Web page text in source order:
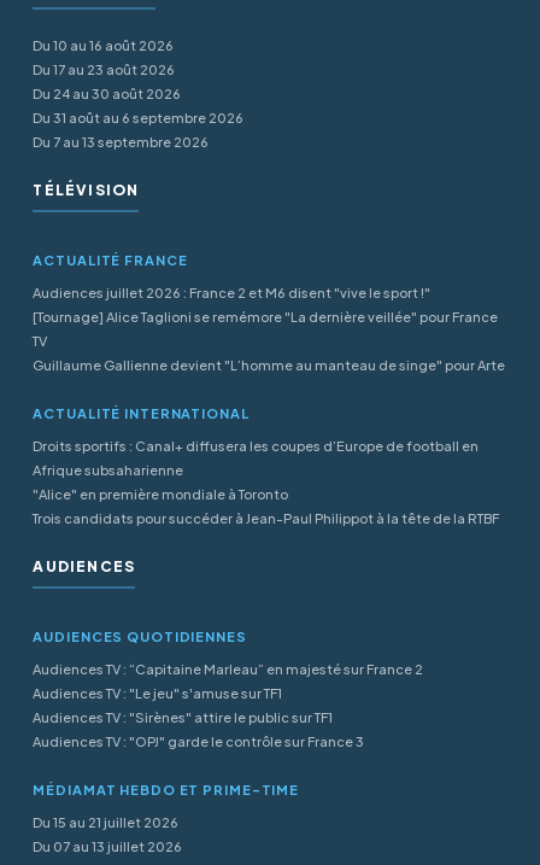
Du 10 au 16 août 2026
Du 17 au 23 août 2026
Du 24 au 30 août 2026
Du 31 août au 6 septembre 2026
Du 7 au 13 septembre 2026
TÉLÉVISION
ACTUALITÉ FRANCE
Audiences juillet 2026 : France 2 et M6 disent "vive le sport !"
[Tournage] Alice Taglioni se remémore "La dernière veillée" pour France
TV
Guillaume Gallienne devient "L’homme au manteau de singe" pour Arte
ACTUALITÉ INTERNATIONAL
Droits sportifs : Canal+ diffusera les coupes d’Europe de football en
Afrique subsaharienne
"Alice" en première mondiale à Toronto
Trois candidats pour succéder à Jean-Paul Philippot à la tête de la RTBF
AUDIENCES
AUDIENCES QUOTIDIENNES
Audiences TV : “Capitaine Marleau” en majesté sur France 2
Audiences TV : "Le jeu" s'amuse sur TF1
Audiences TV : "Sirènes" attire le public sur TF1
Audiences TV : "OPJ" garde le contrôle sur France 3
MÉDIAMAT HEBDO ET PRIME-TIME
Du 15 au 21 juillet 2026
Du 07 au 13 juillet 2026